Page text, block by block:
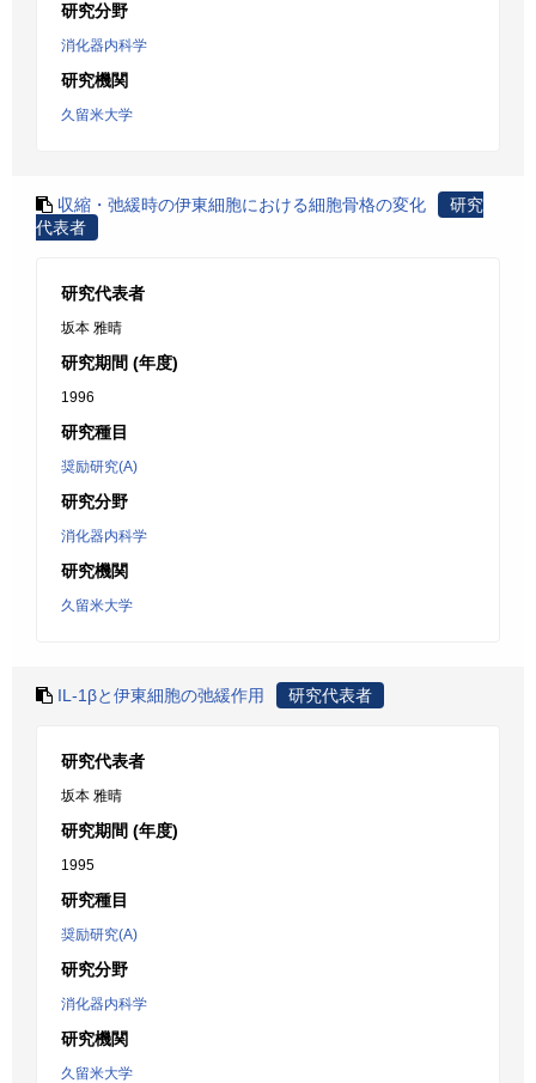
研究分野
消化器内科学
研究機関
久留米大学
収縮・弛緩時の伊東細胞における細胞骨格の変化
研究
代表者
研究代表者
坂本 雅晴
研究期間 (年度)
1996
研究種目
奨励研究(A)
研究分野
消化器内科学
研究機関
久留米大学
IL-1βと伊東細胞の弛緩作用 研究代表者
研究代表者
坂本 雅晴
研究期間 (年度)
1995
研究種目
奨励研究(A)
研究分野
消化器内科学
研究機関
久留米大学